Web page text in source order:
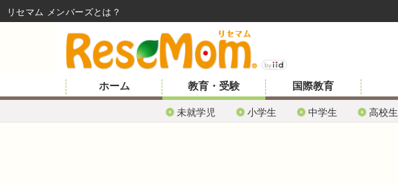
ホーム 教育・受験
未就学児 小学生 中学生 高校生
国際教育
リセマム メンバーズ